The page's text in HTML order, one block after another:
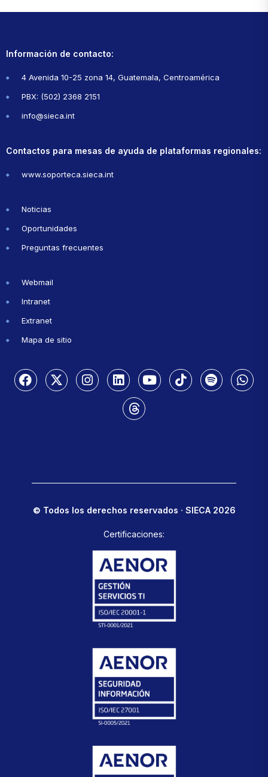
Información de contacto:
4 Avenida 10-25 zona 14, Guatemala, Centroamérica
PBX: (502) 2368 2151
info@sieca.int
Contactos para mesas de ayuda de plataformas regionales:
www.soporteca.sieca.int
Noticias
Oportunidades
Preguntas frecuentes
Webmail
Intranet
Extranet
Mapa de sitio
© Todos los derechos reservados · SIECA 2026
Certificaciones: